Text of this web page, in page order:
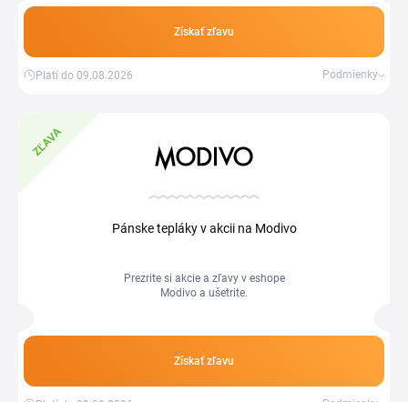
od Tipli a ušetrite ešte viac.
Získať zľavu
Platí do 09.08.2026 Podmienky
ZĽAVA
Pánske tepláky v akcii na Modivo
Prezrite si akcie a zľavy v eshope
Modivo a ušetrite.
Získať zľavu